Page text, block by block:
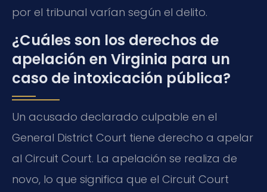
por el tribunal varían según el delito.
¿Cuáles son los derechos de
apelación en Virginia para un
caso de intoxicación pública?
Un acusado declarado culpable en el
General District Court tiene derecho a apelar
al Circuit Court. La apelación se realiza de
novo, lo que significa que el Circuit Court